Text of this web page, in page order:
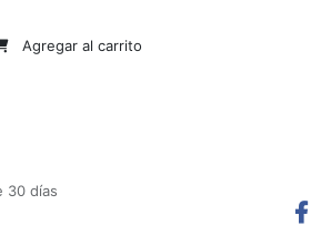
Agregar al carrito
30 días